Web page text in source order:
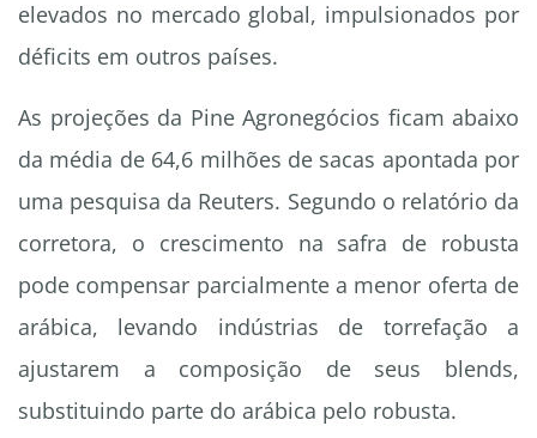
elevados no mercado global, impulsionados por
déficits em outros países.
As projeções da Pine Agronegócios ficam abaixo
da média de 64,6 milhões de sacas apontada por
uma pesquisa da Reuters. Segundo o relatório da
corretora, o crescimento na safra de robusta
pode compensar parcialmente a menor oferta de
arábica, levando indústrias de torrefação a
ajustarem a composição de seus blends,
substituindo parte do arábica pelo robusta.